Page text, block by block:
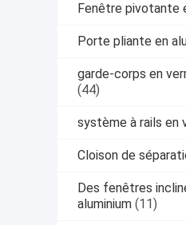
Fenêtre pivotante
Porte pliante en
garde-corps en
(44)
système à rails en
Cloison de
Des fenêtres
aluminium (11)